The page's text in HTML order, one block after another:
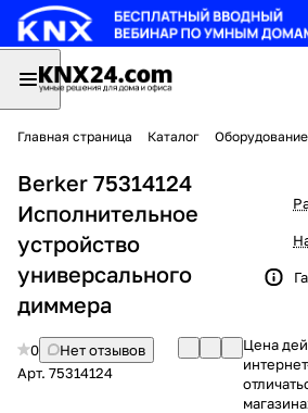
Главная страница Каталог
Berker 75314124
Исполнительное
устройство
универсального
диммера
0
Нет отзывов
Арт. 75314124
Цена